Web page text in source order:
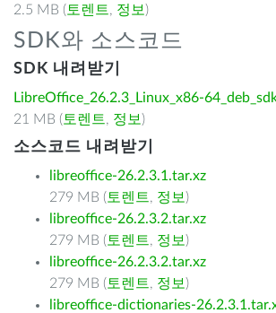
2.5 MB ( 토렌트, 정보 )
SDK와 소스코드
SDK 내려받기
LibreOffice_26.2.3_Linux_x86-
21 MB ( 토렌트, 정보 )
소스코드 내려받기
libreoffice-26.2.3.1.tar.xz
279 MB ( 토렌트, 정보 )
libreoffice-26.2.3.2.tar.xz
279 MB ( 토렌트, 정보 )
libreoffice-26.2.3.2.tar.xz
279 MB ( 토렌트, 정보 )
libreoffice-dictionaries-